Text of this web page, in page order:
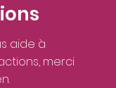
aide à
merci